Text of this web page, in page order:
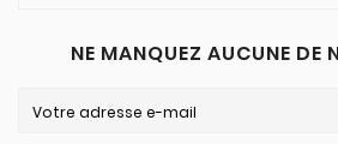
NE MANQUEZ AUCUNE DE